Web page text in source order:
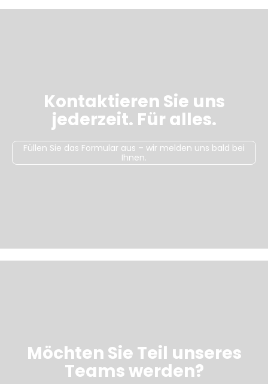
Kontaktieren Sie uns
jederzeit. Für alles.
Füllen Sie das Formular aus – wir melden uns bald bei
Ihnen.
Möchten Sie Teil unseres
Teams werden?